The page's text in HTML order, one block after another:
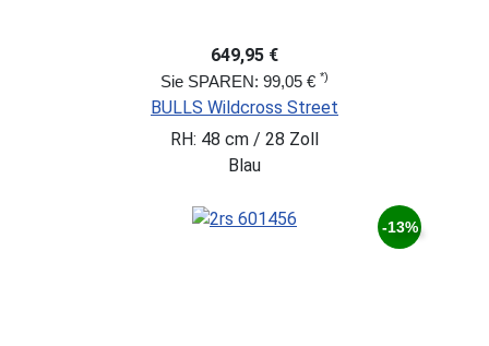
649,95 €
Sie SPAREN: 99,05 € *)
BULLS Wildcross Street
RH: 48 cm / 28 Zoll
Blau
-13%